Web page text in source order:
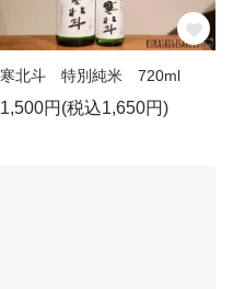
寒北斗 特別純米 720ml
1,500円(税込1,650円)